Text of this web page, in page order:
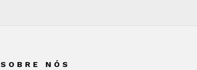
SOBRE NÓS